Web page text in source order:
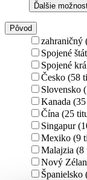
Ďalšie
Pôvod
zahraničný
Spojené
Spojené
Česko (58
Slovensko
Kanada
Čína (25
Singapur
Mexiko (9
Malajzia (8
Nový
Španielsko